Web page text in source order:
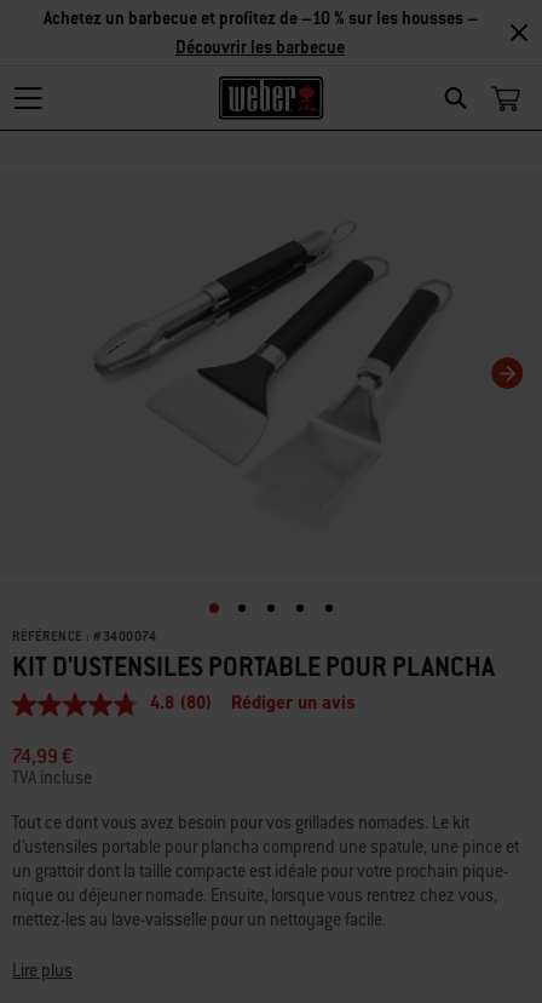
Search
Achetez un barbecue et profitez de –10 % sur les housses –
Découvrir les barbecue
RÉFÉRENCE : # 3400074
KIT D'USTENSILES PORTABLE POUR PLANCHA
4.8
sur
5,
valeur
de
la
note
moyenne.
Read
80
Reviews.
sur
la
4.8 (80) Rédiger un avis
74,99 €
TVA incluse
Tout ce dont vous avez besoin pour vos grillades nomades. Le kit
d'ustensiles portable pour plancha comprend une spatule, une pince et
un grattoir dont la taille compacte est idéale pour votre prochain pique-
nique ou déjeuner nomade. Ensuite, lorsque vous rentrez chez vous,
mettez-les au lave-vaisselle pour un nettoyage facile.
• Spatule, pince et grattoir compacts et faciles à transporter
Lire plus